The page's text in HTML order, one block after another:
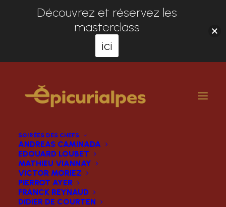
SOIRÉES DES CHEFS
ANDREAS CAMINADA
EDOUARD LOUBET
MATHIEU VIANNAY
VICTOR MORIEZ
PIERROT AYER
FRANCK REYNAUD
DIDIER DE COURTEN
Découvrez et réservez les
masterclass
ici